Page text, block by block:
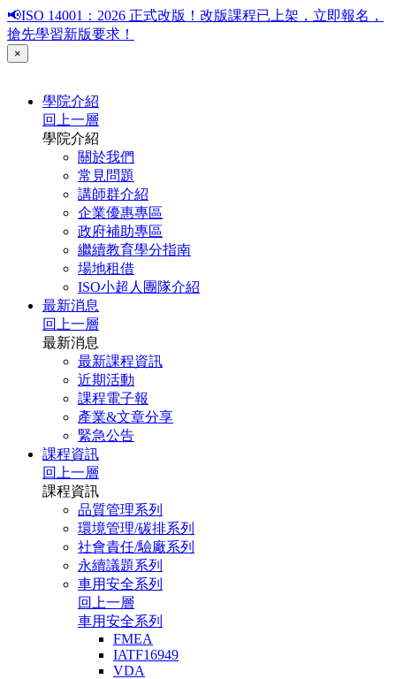
📢ISO 14001：2026 正式改版！改版課程已上架，立即報名，
搶先學習新版要求！
×
學院介紹
回上一層
學院介紹
關於我們
常見問題
講師群介紹
企業優惠專區
政府補助專區
繼續教育學分指南
場地租借
ISO小超人團隊介紹
最新消息
回上一層
最新消息
最新課程資訊
近期活動
課程電子報
產業&文章分享
緊急公告
課程資訊
回上一層
課程資訊
品質管理系列
環境管理/碳排系列
社會責任/驗廠系列
永續議題系列
車用安全系列
回上一層
車用安全系列
FMEA
IATF16949
VDA